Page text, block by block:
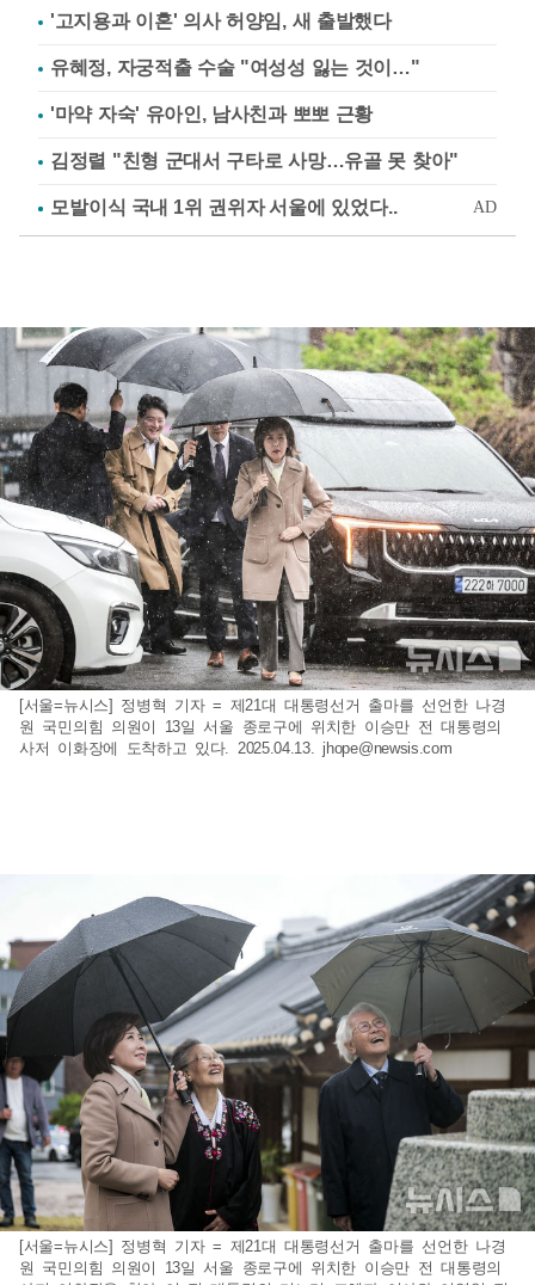
'고지용과 이혼' 의사 허양임, 새 출발했다
유혜정, 자궁적출 수술 "여성성 잃는 것이…"
'마약 자숙' 유아인, 남사친과 뽀뽀 근황
김정렬 "친형 군대서 구타로 사망…유골 못 찾아"
[서울=뉴시스] 정병혁 기자 = 제21대 대통령선거 출마를 선언한 나경
원 국민의힘 의원이 13일 서울 종로구에 위치한 이승만 전 대통령의
사저 이화장에 도착하고 있다. 2025.04.13. jhope@newsis.com
[서울=뉴시스] 정병혁 기자 = 제21대 대통령선거 출마를 선언한 나경
원 국민의힘 의원이 13일 서울 종로구에 위치한 이승만 전 대통령의